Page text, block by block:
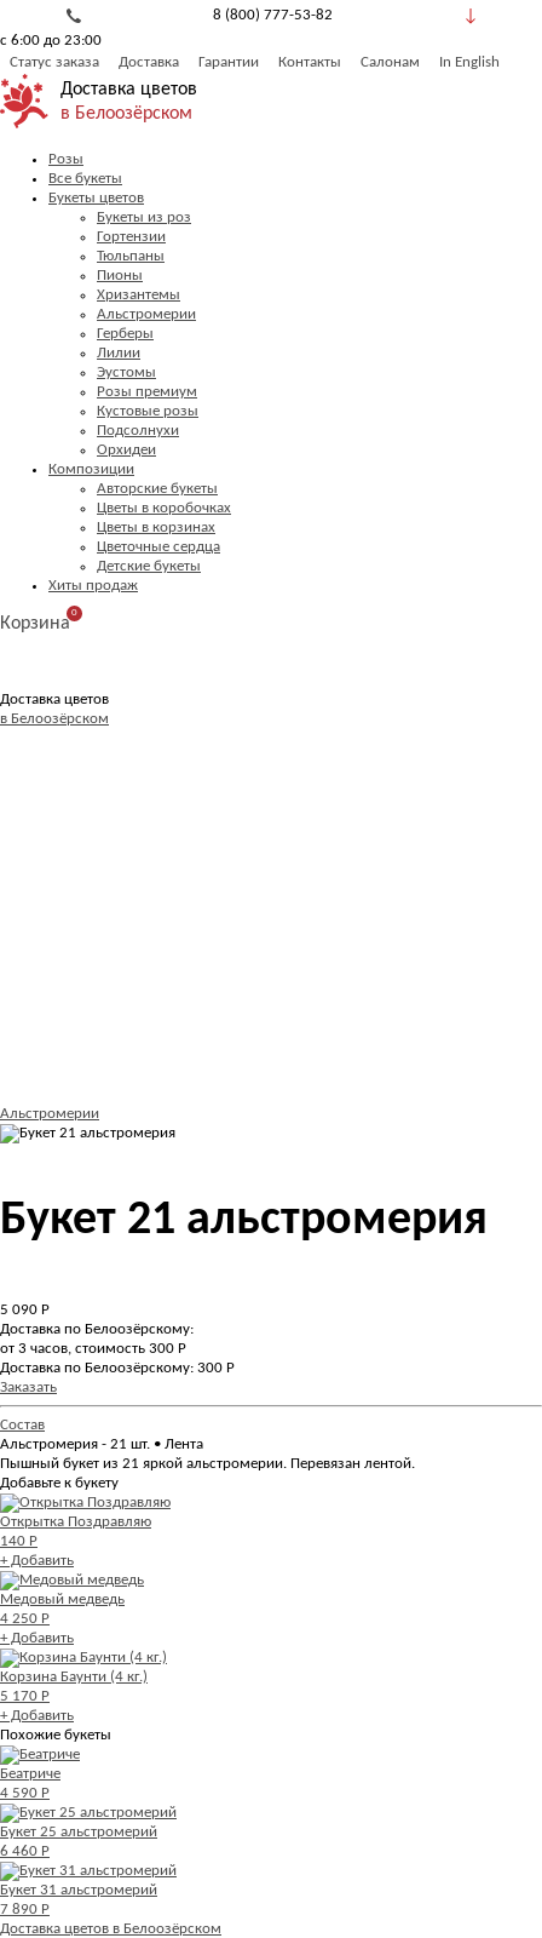
8 (800) 777-53-82
с 6:00 до 23:00
Статус заказа
Доставка Гарантии Контакты Салонам In English
Доставка цветов
в Белоозёрском
Розы
Все букеты
Букеты цветов
Букеты из роз
Гортензии
Тюльпаны
Пионы
Хризантемы
Альстромерии
Герберы
Лилии
Эустомы
Розы премиум
Кустовые розы
Подсолнухи
Орхидеи
Композиции
Авторские букеты
Цветы в коробочках
Цветы в корзинах
Цветочные сердца
Детские букеты
Хиты продаж
Корзина
0
Доставка цветов
в Белоозёрском
Альстромерии
Букет 21 альстромерия
5 090 Р
Доставка по Белоозёрскому:
от 3 часов, стоимость 300 Р
Доставка по Белоозёрскому: 300 Р
Заказать
Состав
Альстромерия - 21 шт. • Лента
Пышный букет из 21 яркой альстромерии. Перевязан лентой.
Добавьте к букету
Открытка Поздравляю
140 Р
+ Добавить
Медовый медведь
4 250 Р
+ Добавить
Корзина Баунти (4 кг.)
5 170 Р
+ Добавить
Похожие букеты
Беатриче
4 590 Р
Букет 25 альстромерий
6 460 Р
Букет 31 альстромерий
7 890 Р
Доставка цветов в Белоозёрском